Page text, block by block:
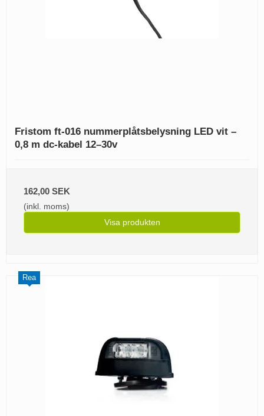
Fristom ft-016 nummerplåtsbelysning LED vit –
0,8 m dc-kabel 12–30v
162,00 SEK
(inkl. moms)
Visa produkten
Rea